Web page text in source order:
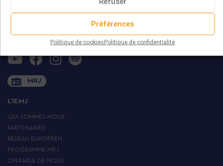
Préférences
Politique de cookiesPolitique de confidentialité
+ 33 (0)1 45 82 20 52
MRJ
L’IEMJ
QUI SOMMES-NOUS
PARTENAIRES
RÉSEAU EUROPÉEN
PROGRAMME MRJ
ON PARLE DE NOUS